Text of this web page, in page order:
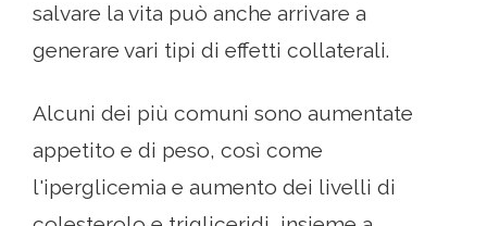
salvare la vita può anche arrivare a
generare vari tipi di effetti collaterali.
Alcuni dei più comuni sono aumentate
appetito e di peso, così come
l'iperglicemia e aumento dei livelli di